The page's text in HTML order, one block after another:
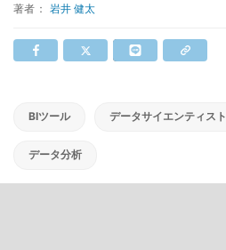
著者： 岩井 健太
BIツール データサイエンティスト
データ分析